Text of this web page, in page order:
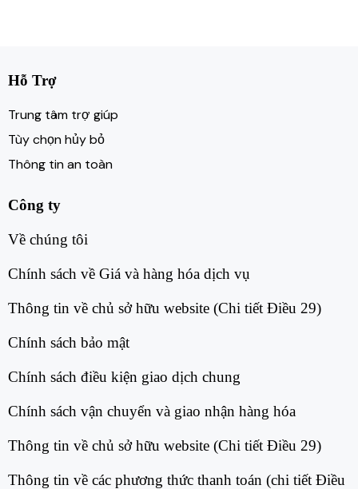
Hỗ Trợ
Trung tâm trợ giúp
Tùy chọn hủy bỏ
Thông tin an toàn
Công ty
Về chúng tôi​
Chính sách về Giá và hàng hóa dịch vụ​
Thông tin về chủ sở hữu website (Chi tiết Điều 29)​
Chính sách bảo mật​
Chính sách điều kiện giao dịch chung​
Chính sách vận chuyển và giao nhận hàng hóa​
Thông tin về chủ sở hữu website (Chi tiết Điều 29)​
Thông tin về các phương thức thanh toán (chi tiết Điều